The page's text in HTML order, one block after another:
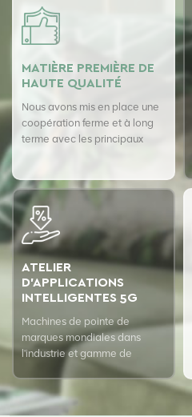
MATIÈRE PREMIÈRE DE
HAUTE QUALITÉ
Nous avons mis en place une
coopération ferme et à long
terme avec les principaux
de nos produits.
ATELIER
D'APPLICATIONS
INTELLIGENTES 5G
Machines de pointe de
marques mondiales dans
l'industrie et gamme de
produits entièrement